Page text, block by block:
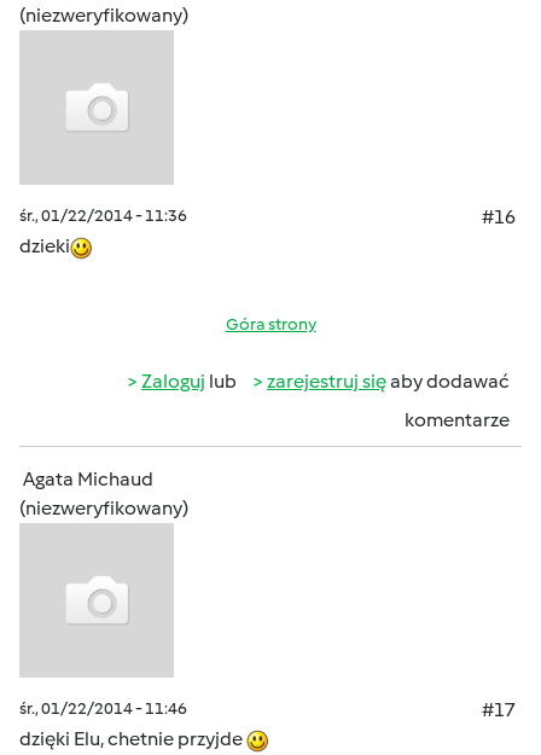
(niezweryfikowany)
śr., 01/22/2014 - 11:36
#16
dzieki
Góra strony
Zaloguj lub zarejestruj sięaby dodawać
komentarze
Agata Michaud
(niezweryfikowany)
śr., 01/22/2014 - 11:46
#17
dzięki Elu, chetnie przyjde